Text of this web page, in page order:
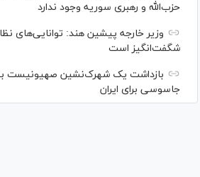
حزب‌الله و رهبری سوریه وجود ندارد
وزیر خارجه پیشین هند: توانایی‌های
شگفت‌انگیز است
بازداشت یک شهرک‌نشین صهیونیست
جاسوسی برای ایران